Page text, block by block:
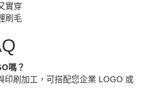
實穿
刷毛
嗎？
印刷加工，可搭配您企業 LOGO 或